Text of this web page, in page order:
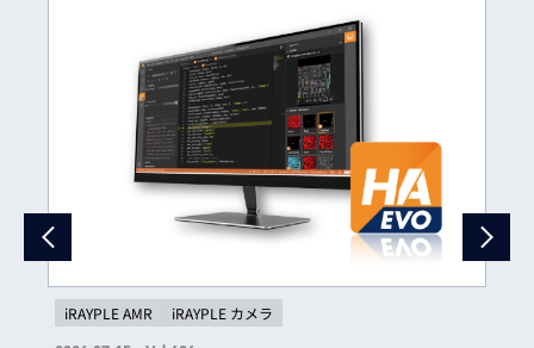
iRAYPLE AMR iRAYPLE カメラ